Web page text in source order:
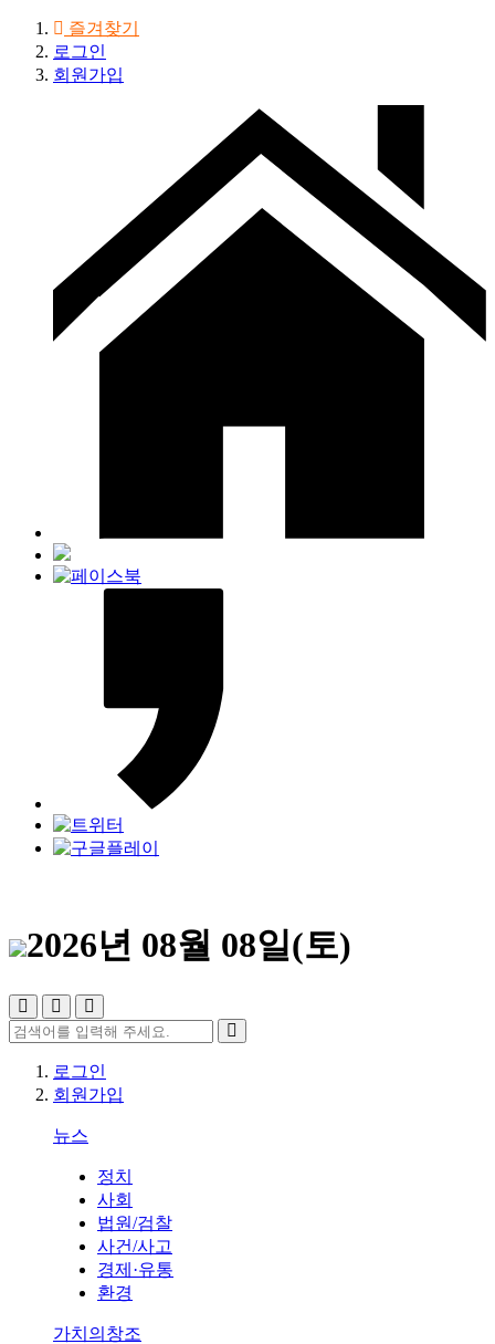
즐겨찾기
로그인
회원가입
2026년 08월 08일(토)
로그인
회원가입
뉴스
정치
사회
법원/검찰
사건/사고
경제·유통
환경
가치의창조